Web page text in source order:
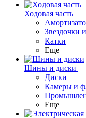
Ходовая часть
Звездочки
Катки
Еще
Шины и диски
Диски
Камеры и
Еще